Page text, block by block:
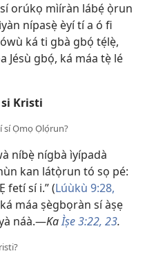
orúkọ mìíràn lábẹ́ ọ̀run
nípasẹ̀ èyí tí a ó fi
ká ti gbà gbọ́ tẹ́lẹ̀,
Jésù gbọ́, ká máa tẹ̀ lé
si Kristi
sí Ọmọ Ọlọ́run?
níbẹ̀ nígbà ìyípadà
kan látọ̀run tó sọ pé:
fetí sí i.” (Lúùkù 9:28,
máa ṣègbọràn sí àṣẹ
náà.—KaÌṣe 3:22, 23.